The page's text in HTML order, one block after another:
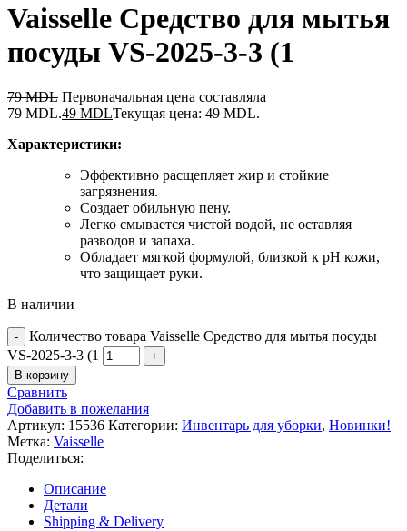
Vaisselle Средство для мытья
посуды VS-2025-3-3 (1
79MDL Первоначальная цена составляла
79 MDL.49 MDLТекущая цена: 49 MDL.
Характеристики:
Эффективно расщепляет жир и стойкие
загрязнения.
Создает обильную пену.
Легко смывается чистой водой, не оставляя
разводов и запаха.
Обладает мягкой формулой, близкой к pH кожи,
что защищает руки.
В наличии
Количество товара Vaisselle Средство для мытья посуды
VS-2025-3-3 (1
В корзину
Сравнить
Добавить в пожелания
Артикул: 15536 Категории: Инвентарь для уборки, Новинки!
Метка: Vaisselle
Поделиться:
Описание
Детали
Shipping & Delivery